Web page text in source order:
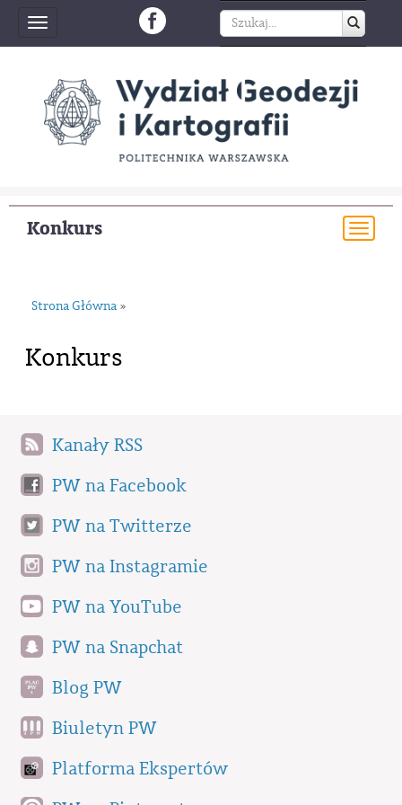
Toggle
navigation
Konkurs
Strona Główna »
Konkurs
Kanały RSS
PW na Facebook
PW na Twitterze
PW na Instagramie
PW na YouTube
PW na Snapchat
Blog PW
Biuletyn PW
Platforma Ekspertów